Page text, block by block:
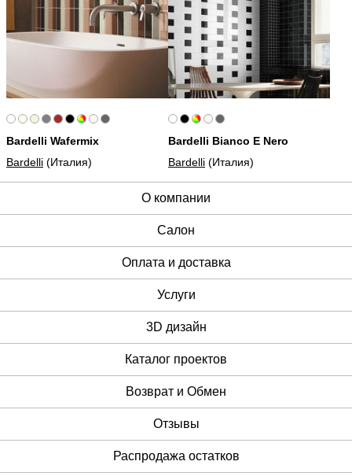
Bardelli Wafermix
Bardelli (Италия)
Bardelli Bianco E Nero
Bardelli (Италия)
О компании
Cалон
Оплата и доставка
Услуги
3D дизайн
Каталог проектов
Возврат и Обмен
Отзывы
Распродажа остатков